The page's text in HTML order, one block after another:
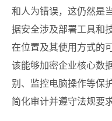
和人为错误，这仍然是
据安全涉及部署工具和
在位置及其使用方式的
该能够加密企业核心数
别、监控电脑操作等保
简化审计并遵守法规要求